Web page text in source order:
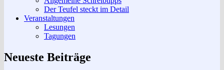
Der Teufel steckt im Detail
Veranstaltungen
Lesungen
Tagungen
Neueste Beiträge